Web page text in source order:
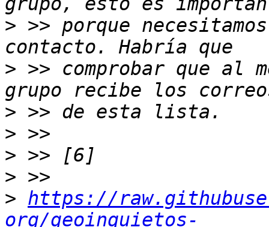
> >> porque
> >> comprobar que al
>
>
>
>
> https://
org/geoinquietos-